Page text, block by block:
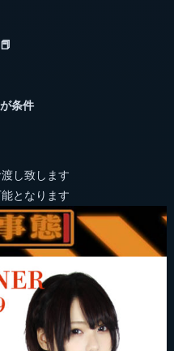
条件
し致します
となります